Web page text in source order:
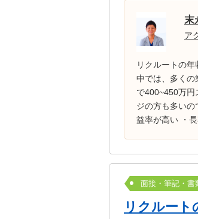
末
ア
リクルートの
中では、多くの
で400~450万円
ジの方も多いの
益率が高い ・
面接・筆記・書
リクルート